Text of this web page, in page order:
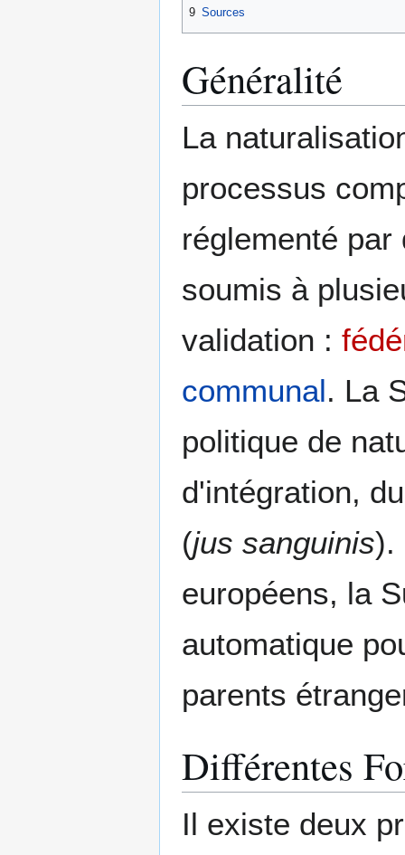
9 Sources
Généralité
La
processus
réglementé
soumis à
validation :
communal. La
politique de
d'intégration,
(jus sanguinis).
européens, la
automatique
parents
Différentes
Il existe deux